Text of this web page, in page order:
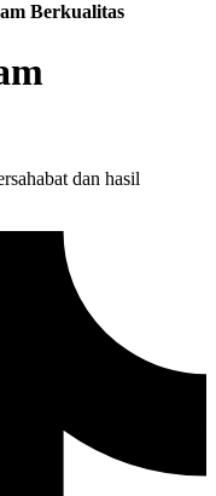
Berkualitas
dan hasil